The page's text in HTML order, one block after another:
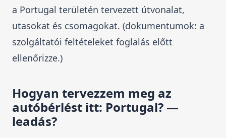
a Portugal területén tervezett útvonalat,
utasokat és csomagokat. (dokumentumok: a
szolgáltatói feltételeket foglalás előtt
ellenőrizze.)
Hogyan tervezzem meg az
autóbérlést itt: Portugal? —
leadás?